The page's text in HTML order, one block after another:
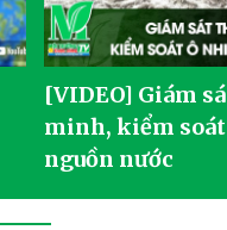
[VIDEO] Giám
minh, kiểm
nguồn nước